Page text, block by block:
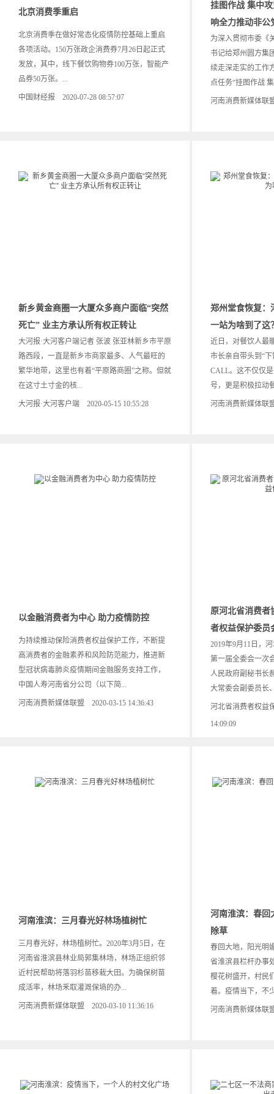
北京消费季重启
北京消费季在做好常态化疫情防控基础上重启
各项活动。150万张政企消费券7月26日起正式
发放，其中，线下餐饮购物券100万张，智能产
品券50万张。...
中国财经报 2020-07-28 08:57:07
挂图作战 集中
响全力推动非公
为深入贯彻市委《
书记给郑州圆方集
续走深走实的工作
点任务“挂图作战
河南消费新媒体联
新乡黄金商圈一大厦众多商户面临“突然
死亡” 业主方承认所有权正转让
大河报·大河客户端记者 张波 张亚林新乡市平原
路西段，一直是新乡市商家最多、人气最旺的
繁华地带，这里也有着“平原路商圈”之称。但就
在这寸土寸金的核...
大河报·大河客户端 2020-05-15 10:55:28
郑州堂食恢复：
一站为啥到了这
近日，对餐饮人最
市长亲自带头到“
CALL。这不仅仅
号，更是积极拉动
河南消费新媒体联
以金融消费者为中心 助力疫情防控
为持续推动保险消费者权益保护工作，不断提
高消费者的金融素养和风险防范能力，推进新
型冠状病毒肺炎疫情期间金融服务支持工作，
中国人寿河南省分公司（以下简...
河南消费新媒体联盟 2020-03-15 14:36:43
原河北省消费者
者权益保护委员
2019年9月11日，
第一届全委会一次
人民政府副秘书长
大常委会副委员长
河北省消费者权益
14:09:09
河南淮滨：三月春光好林场植树忙
三月春光好，林场植树忙。2020年3月5日，在
河南省淮滨县林业局郭集林场，林场正组织邻
近村民帮助将落羽杉苗移栽大田。为确保树苗
成活率，林场釆取灌溉保墒的办...
河南消费新媒体联盟 2020-03-10 11:36:16
河南淮滨：春回
除草
春回大地，阳光明
省淮滨县栏杆办事
樱花树盛开，村民
着。疫情当下，不
河南消费新媒体联